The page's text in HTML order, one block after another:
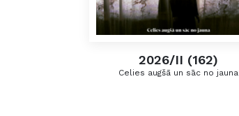
2026/II (162)
Celies augšā un sāc no jauna